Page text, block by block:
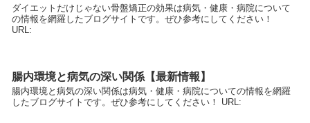
ダイエットだけじゃない骨盤矯正の効果は病気・健康・病院について
の情報を網羅したブログサイトです。ぜひ参考にしてください！
URL:
腸内環境と病気の深い関係【最新情報】
腸内環境と病気の深い関係は病気・健康・病院についての情報を網羅
したブログサイトです。ぜひ参考にしてください！ URL: